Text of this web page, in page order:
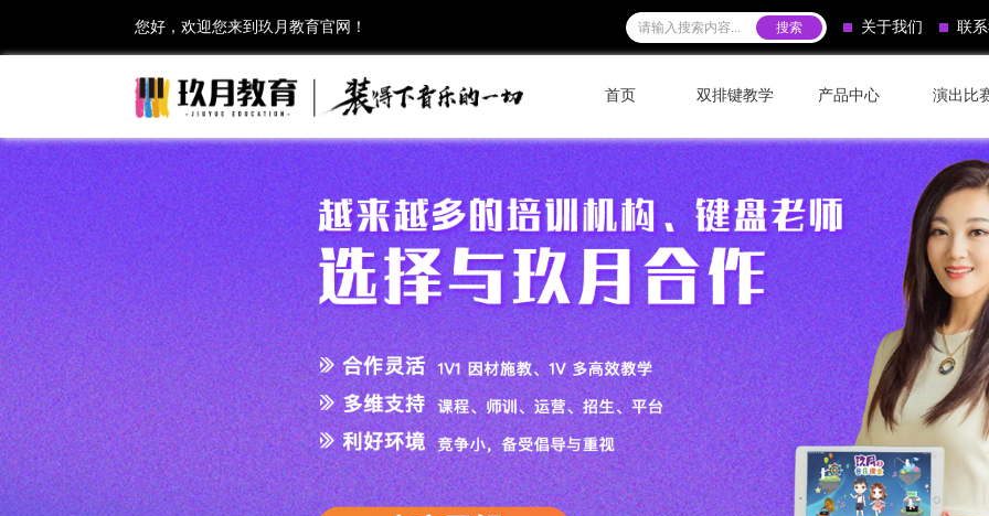
您好，欢迎您来到玖月教育官网！ 关于我们 联
首页 双排键教学 产品中心 演出比